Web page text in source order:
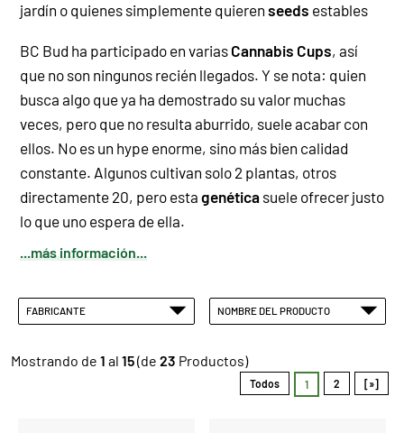
jardín o quienes simplemente quieren seeds estables
BC Bud ha participado en varias Cannabis Cups, así
que no son ningunos recién llegados. Y se nota: quien
busca algo que ya ha demostrado su valor muchas
veces, pero que no resulta aburrido, suele acabar con
ellos. No es un hype enorme, sino más bien calidad
constante. Algunos cultivan solo 2 plantas, otros
directamente 20, pero esta genética suele ofrecer justo
lo que uno espera de ella.
...más información...
FABRICANTE NOMBRE DEL PRODUCTO
Mostrando de 1 al 15(de 23 Productos)
Todos 1 2 [»]